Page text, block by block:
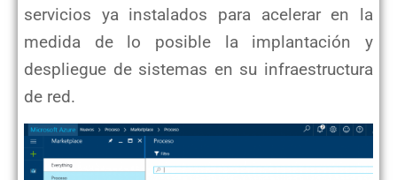
servicios ya instalados para acelerar en la
medida de lo posible la implantación y
despliegue de sistemas en su infraestructura
de red.